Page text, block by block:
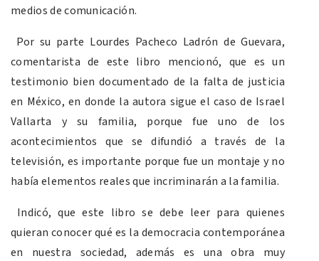
medios de comunicación.
Por su parte Lourdes Pacheco Ladrón de Guevara,
comentarista de este libro mencionó, que es un
testimonio bien documentado de la falta de justicia
en México, en donde la autora sigue el caso de Israel
Vallarta y su familia, porque fue uno de los
acontecimientos que se difundió a través de la
televisión, es importante porque fue un montaje y no
había elementos reales que incriminarán a la familia.
Indicó, que este libro se debe leer para quienes
quieran conocer qué es la democracia contemporánea
en nuestra sociedad, además es una obra muy